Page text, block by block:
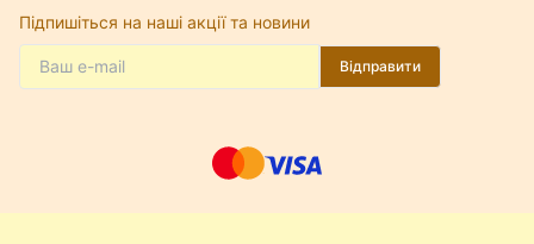
Підпишіться на наші акції та новини
Відправити